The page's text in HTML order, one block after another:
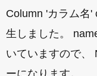
Column 'カラム名'
生しました。
いていますので、
ーになります。